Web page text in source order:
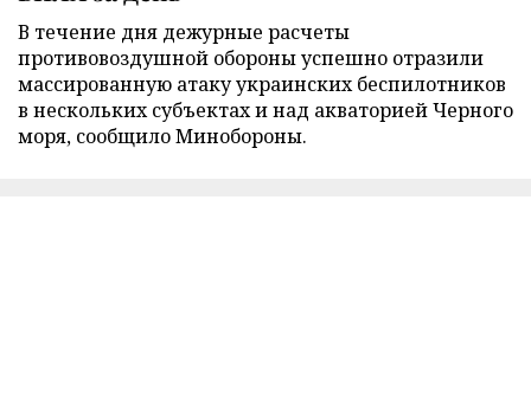
В течение дня дежурные расчеты
противовоздушной обороны успешно отразили
массированную атаку украинских беспилотников
в нескольких субъектах и над акваторией Черного
моря, сообщило Минобороны.